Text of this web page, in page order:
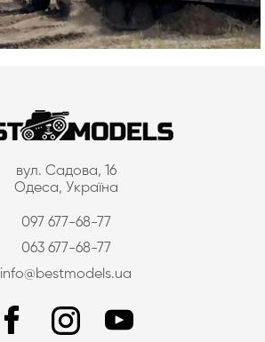
вул. Садова, 16
Одеса, Україна
097 677-68-77
063 677-68-77
info@bestmodels.ua